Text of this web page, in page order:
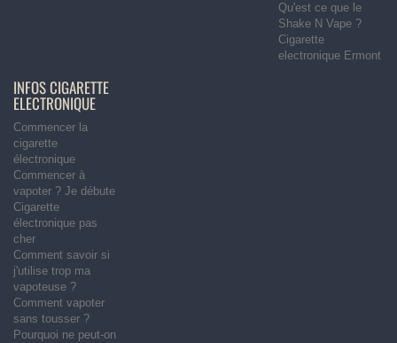
Qu'est ce que le
Shake N Vape ?
Cigarette
electronique Ermont
INFOS CIGARETTE
ELECTRONIQUE
Commencer la
cigarette
électronique
Commencer à
vapoter ? Je débute
Cigarette
électronique pas
cher
Comment savoir si
j'utilise trop ma
vapoteuse ?
Comment vapoter
sans tousser ?
Pourquoi ne peut-on